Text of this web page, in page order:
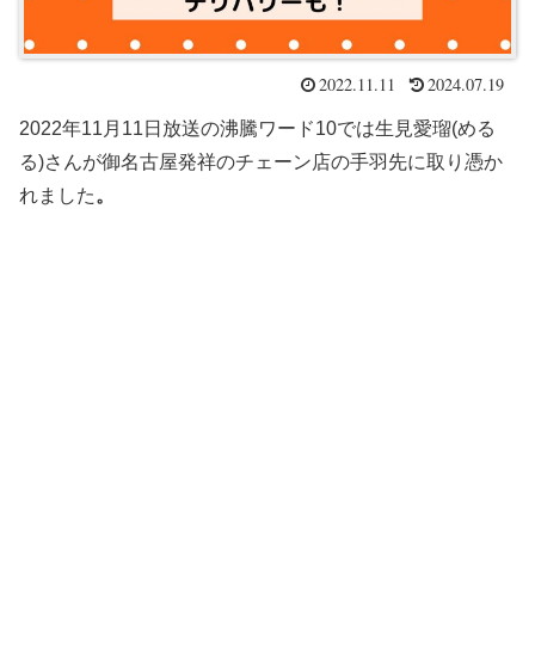
2022.11.11 2024.07.19
2022年11月11日放送の沸騰ワード10では生見愛瑠(める
る)さんが御名古屋発祥のチェーン店の手羽先に取り憑か
れました。